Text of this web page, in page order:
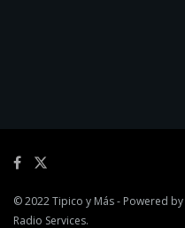
© 2022Tipico y Más- Powered by
Radio Services.